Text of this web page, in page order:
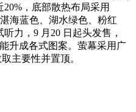
，底部散热布局采用
海蓝色、湖水绿色、粉红
力，9 月20 日起头发售，
升成各式图案。萤幕采用广
主要性并置顶。